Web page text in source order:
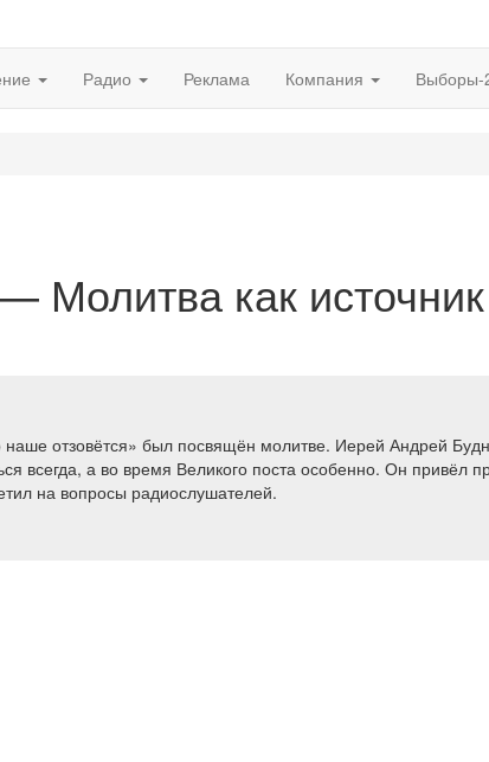
Радио Реклама Компания Выборы-
Молитва как
отзовётся» был посвящён молитве. Иерей Андрей
всегда, а во время Великого поста особенно. Он привёл
на вопросы радиослушателей.